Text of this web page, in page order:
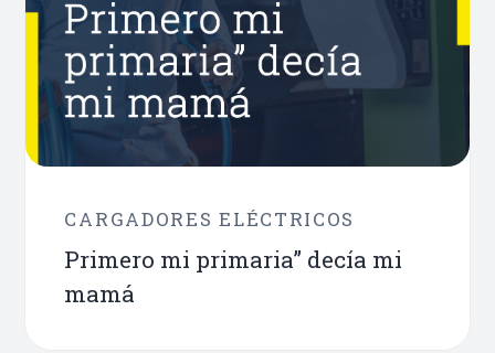
CARGADORES ELÉCTRICOS
Primero mi primaria” decía mi
mamá